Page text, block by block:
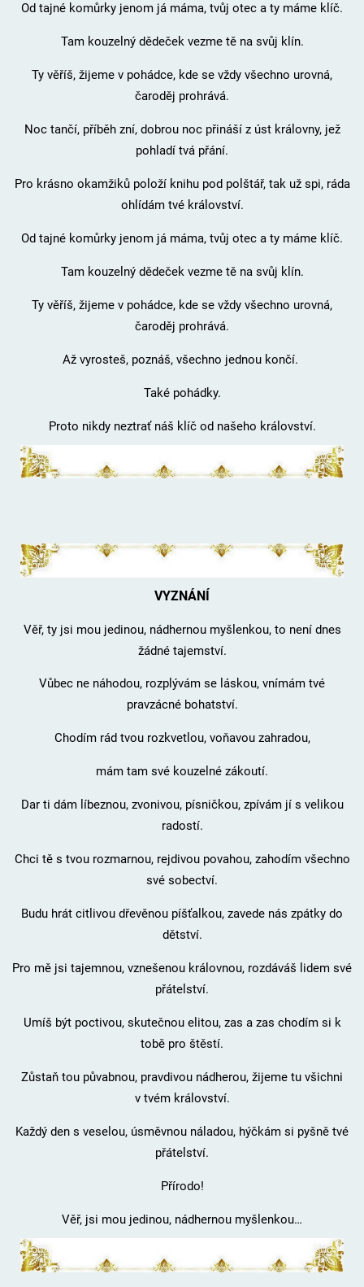
Od tajné komůrky jenom já máma, tvůj otec a ty máme klíč.
Tam kouzelný dědeček vezme tě na svůj klín.
Ty věříš, žijeme v pohádce, kde se vždy všechno urovná,
čaroděj prohrává.
Noc tančí, příběh zní, dobrou noc přináší z úst královny, jež
pohladí tvá přání.
Pro krásno okamžiků položí knihu pod polštář, tak už spi, ráda
ohlídám tvé království.
Od tajné komůrky jenom já máma, tvůj otec a ty máme klíč.
Tam kouzelný dědeček vezme tě na svůj klín.
Ty věříš, žijeme v pohádce, kde se vždy všechno urovná,
čaroděj prohrává.
Až vyrosteš, poznáš, všechno jednou končí.
Také pohádky.
Proto nikdy neztrať náš klíč od našeho království.
VYZNÁNÍ
Věř, ty jsi mou jedinou, nádhernou myšlenkou, to není dnes
žádné tajemství.
Vůbec ne náhodou, rozplývám se láskou, vnímám tvé
pravzácné bohatství.
Chodím rád tvou rozkvetlou, voňavou zahradou,
mám tam své kouzelné zákoutí.
Dar ti dám líbeznou, zvonivou, písničkou, zpívám jí s velikou
radostí.
Chci tě s tvou rozmarnou, rejdivou povahou, zahodím všechno
své sobectví.
Budu hrát citlivou dřevěnou píšťalkou, zavede nás zpátky do
dětství.
Pro mě jsi tajemnou, vznešenou královnou, rozdáváš lidem své
přátelství.
Umíš být poctivou, skutečnou elitou, zas a zas chodím si k
tobě pro štěstí.
Zůstaň tou půvabnou, pravdivou nádherou, žijeme tu všichni
v tvém království.
Každý den s veselou, úsměvnou náladou, hýčkám si pyšně tvé
přátelství.
Přírodo!
Věř, jsi mou jedinou, nádhernou myšlenkou…